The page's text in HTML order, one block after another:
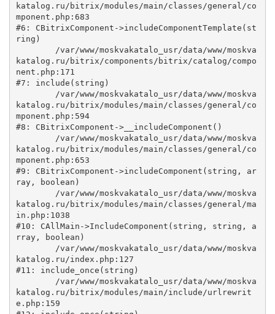
katalog.ru/bitrix/modules/main/classes/general/co
mponent.php:683
#6: CBitrixComponent->includeComponentTemplate(st
ring)
katalog.ru/bitrix/components/bitrix/catalog/compo
nent.php:171
#7: include(string)
katalog.ru/bitrix/modules/main/classes/general/co
mponent.php:594
#8: CBitrixComponent->__includeComponent()
katalog.ru/bitrix/modules/main/classes/general/co
mponent.php:653
#9: CBitrixComponent->includeComponent(string, ar
ray, boolean)
katalog.ru/bitrix/modules/main/classes/general/ma
in.php:1038
#10: CAllMain->IncludeComponent(string, string, a
rray, boolean)
katalog.ru/index.php:127
#11: include_once(string)
katalog.ru/bitrix/modules/main/include/urlrewrit
e.php:159